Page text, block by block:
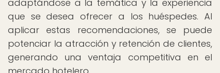
adaptándose a la temática y la experiencia
que se desea ofrecer a los huéspedes. Al
aplicar estas recomendaciones, se puede
potenciar la atracción y retención de clientes,
generando una ventaja competitiva en el